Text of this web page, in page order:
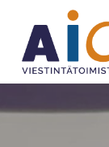
main
content